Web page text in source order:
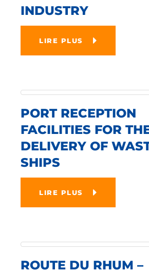
INDUSTRY
LIRE PLUS
PORT RECEPTION
FACILITIES FOR
DELIVERY OF
SHIPS
LIRE PLUS
ROUTE DU RHUM –